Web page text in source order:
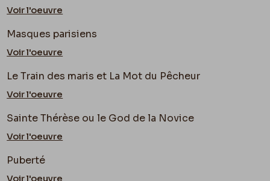
À Bientôt & à toi
Fély
Au triple galop.
Dis àEvely
vont cher, car je t’ai payé en croquis jusqu’à
Voir l'oeuvre
Masques parisiens
Voir l'oeuvre
Le Train des maris et La Mot du Pêcheur
Voir l'oeuvre
Sainte Thérèse ou le God de la Novice
Voir l'oeuvre
Puberté
Voir l'oeuvre